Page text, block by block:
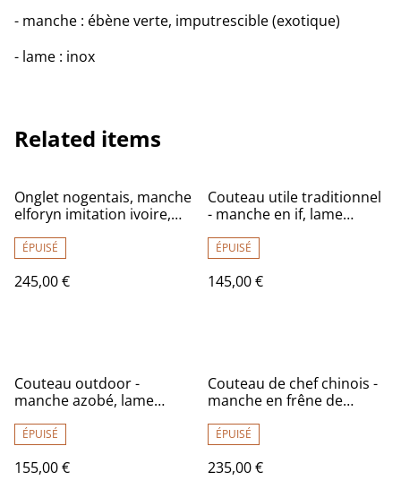
- manche : ébène verte, imputrescible (exotique)
- lame : inox
Related items
Onglet nogentais, manche
elforyn imitation ivoire,
ÉPUISÉ
245,00 €
Couteau utile traditionnel
- manche en if, lame
ÉPUISÉ
145,00 €
Couteau outdoor -
manche azobé, lame
ÉPUISÉ
155,00 €
Couteau de chef chinois -
manche en frêne de
carbone
ÉPUISÉ
235,00 €